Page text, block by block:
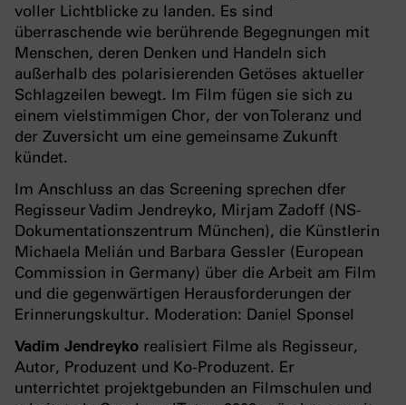
voller Lichtblicke zu landen. Es sind
überraschende wie berührende Begegnungen mit
Menschen, deren Denken und Handeln sich
außerhalb des polarisierenden Getöses aktueller
Schlagzeilen bewegt. Im Film fügen sie sich zu
einem vielstimmigen Chor, der von Toleranz und
der Zuversicht um eine gemeinsame Zukunft
kündet.
Im Anschluss an das Screening sprechen dfer
Regisseur Vadim Jendreyko, Mirjam Zadoff (NS-
Dokumentationszentrum München), die Künstlerin
Michaela Melián und Barbara Gessler (European
Commission in Germany) über die Arbeit am Film
und die gegenwärtigen Herausforderungen der
Erinnerungskultur. Moderation: Daniel Sponsel
Vadim Jendreyko realisiert Filme als Regisseur,
Autor, Produzent und Ko-Produzent. Er
unterrichtet projektgebunden an Filmschulen und